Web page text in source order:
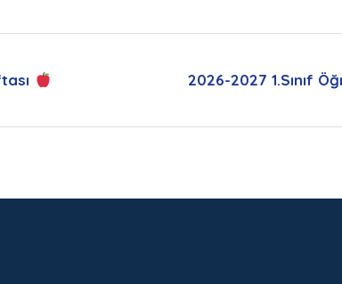
2026-2027 1.Sınıf